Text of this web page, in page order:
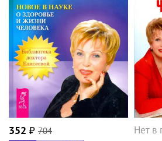
352 ₽ 704
Нет в